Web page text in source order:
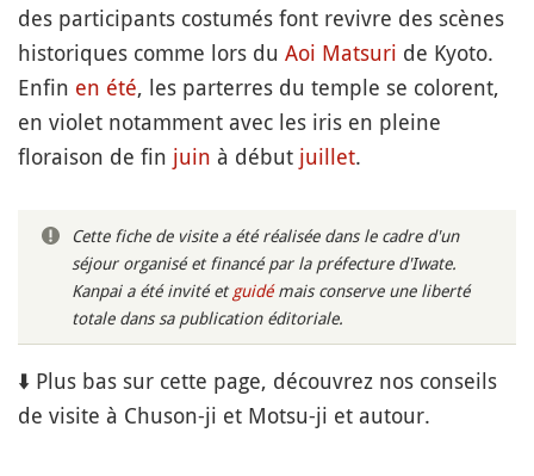
des participants costumés font revivre des scènes
historiques comme lors du Aoi Matsuri de Kyoto.
Enfin en été, les parterres du temple se colorent,
en violet notamment avec les iris en pleine
floraison de fin juin à début juillet.
Cette fiche de visite a été réalisée dans le cadre d'un
séjour organisé et financé par la préfecture d'Iwate.
Kanpai a été invité et guidémais conserve une liberté
totale dans sa publication éditoriale.
⬇️ Plus bas sur cette page, découvrez nos conseils
de visite à Chuson-ji et Motsu-ji et autour.